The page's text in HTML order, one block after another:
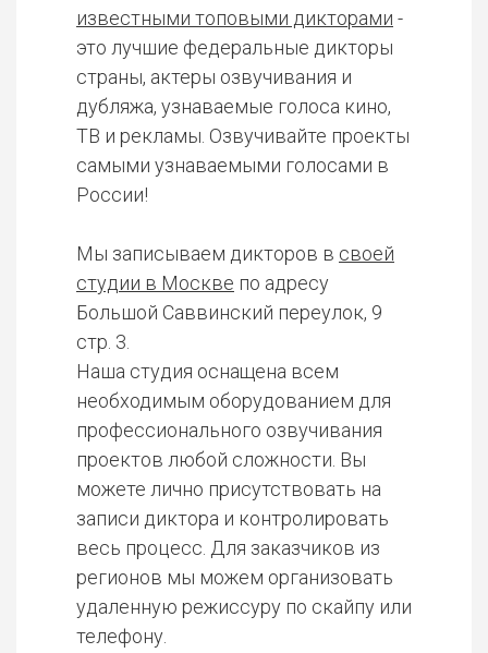
известными топовыми дикторами -
это лучшие федеральные дикторы
страны, актеры озвучивания и
дубляжа, узнаваемые голоса кино,
ТВ и рекламы. Озвучивайте проекты
самыми узнаваемыми голосами в
России!
Мы записываем дикторов в своей
студии в Москве по адресу
Большой Саввинский переулок, 9
стр. 3.
Наша студия оснащена всем
необходимым оборудованием для
профессионального озвучивания
проектов любой сложности. Вы
можете лично присутствовать на
записи диктора и контролировать
весь процесс. Для заказчиков из
регионов мы можем организовать
удаленную режиссуру по скайпу или
телефону.